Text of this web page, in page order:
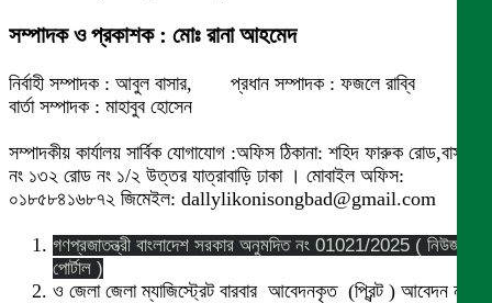
সম্পাদক ও প্রকাশক : মোঃ রানা আহমেদ
নির্বাহী সম্পাদক : আবুল বাসার, প্রধান সম্পাদক : ফজলে রাব্বি
বার্তা সম্পাদক : মাহাবুব হোসেন
সম্পাদকীয় কার্যালয় সার্বিক যোগাযোগ :অফিস ঠিকানা: শহিদ ফারুক রোড,বাসা
নং ১৩২ রোড নং ১/২ উত্তর যাত্রাবাড়ি ঢাকা । মোবাইল অফিস:
০১৮৫৮৪১৬৮৭২ জিমেইল: dallylikonisongbad@gmail.com
গণপ্রজাতন্ত্রী বাংলাদেশ সরকার অনুমদিত নং 01021/2025 ( নিউজ
পোর্টাল )
ও জেলা জেলা ম্যাজিস্ট্রেট বারবার আবেদনকৃত (প্রিন্ট ) আবেদন নং